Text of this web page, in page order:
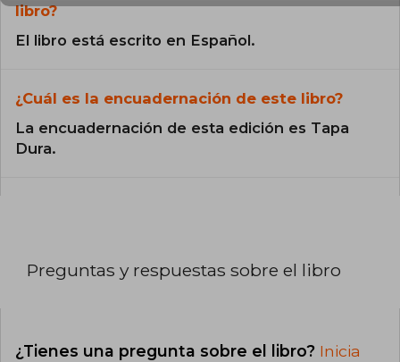
libro?
El libro está escrito en Español.
¿Cuál es la encuadernación de este libro?
La encuadernación de esta edición es Tapa
Dura.
Preguntas y respuestas sobre el libro
¿Tienes una pregunta sobre el libro? Inicia